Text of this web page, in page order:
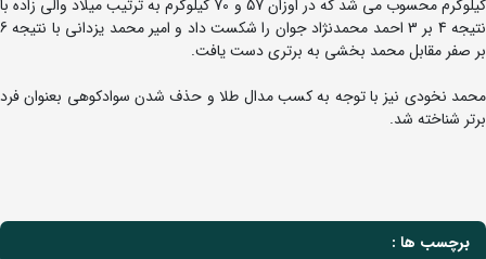
کیلوگرم محسوب می شد که در اوزان 57 و 70 کیلوگرم به ترتیب میلاد والی زاده با
نتیجه 4 بر 3 احمد محمدنژاد جوان را شکست داد و امیر محمد یزدانی با نتیجه 6
بر صفر مقابل محمد بخشی به برتری دست یافت.
محمد نخودی نیز با توجه به کسب مدال طلا و حذف شدن سوادکوهی بعنوان فرد
برتر شناخته شد.
برچسب ها :